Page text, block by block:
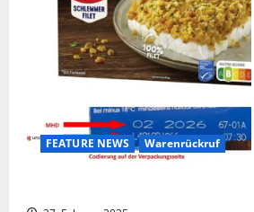
FEATURE NEWS Warenrückruf